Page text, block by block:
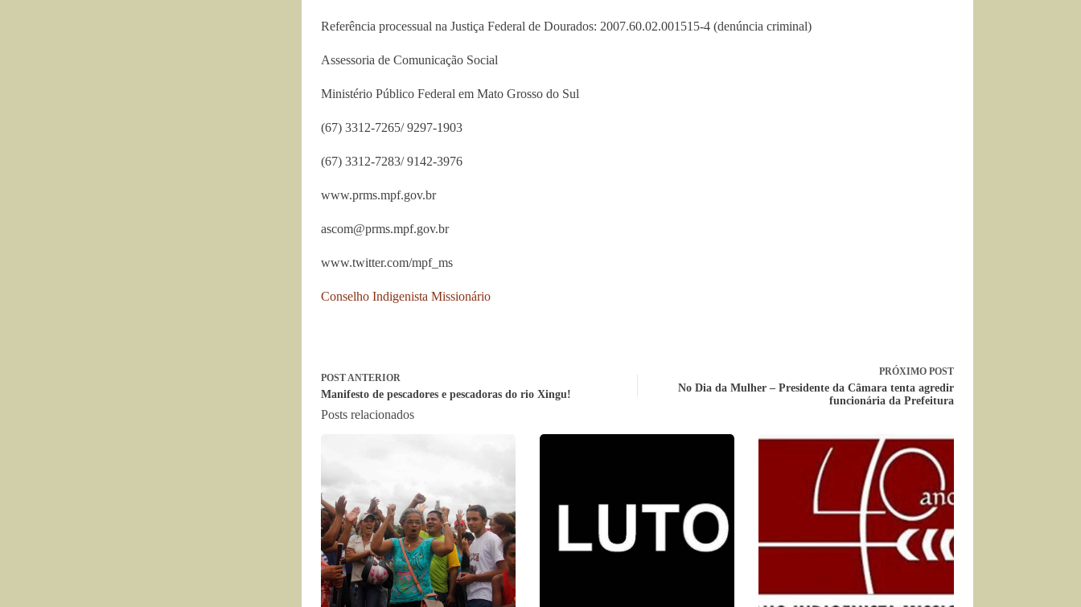
Referência processual na Justiça Federal de Dourados: 2007.60.02.001515-4 (denúncia criminal)
Assessoria de Comunicação Social
Ministério Público Federal em Mato Grosso do Sul
(67) 3312-7265/ 9297-1903
(67) 3312-7283/ 9142-3976
www.prms.mpf.gov.br
ascom@prms.mpf.gov.br
www.twitter.com/mpf_ms
Conselho Indigenista Missionário
POSTANTERIOR
Manifesto de pescadores e pescadoras do rio Xingu!
PRÓXIMO POST
No Dia da Mulher – Presidente da Câmara tenta agredir
funcionária da Prefeitura
Posts relacionados